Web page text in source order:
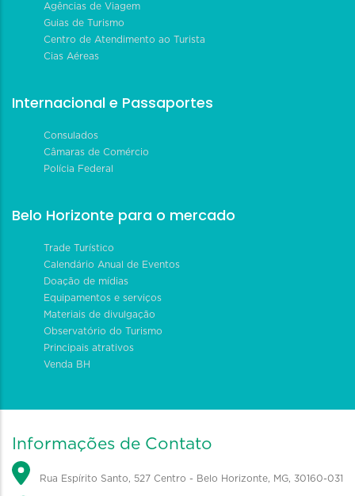
Agências de Viagem
Guias de Turismo
Centro de Atendimento ao Turista
Cias Aéreas
Internacional e Passaportes
Consulados
Câmaras de Comércio
Polícia Federal
Belo Horizonte para o mercado
Trade Turístico
Calendário Anual de Eventos
Doação de mídias
Equipamentos e serviços
Materiais de divulgação
Observatório do Turismo
Principais atrativos
Venda BH
Informações de Contato
Rua Espírito Santo, 527 Centro - Belo Horizonte, MG, 30160-031